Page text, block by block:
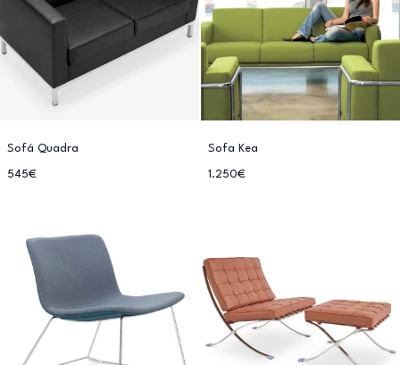
Sofá Quadra
545€
Sofa Kea
1.250€